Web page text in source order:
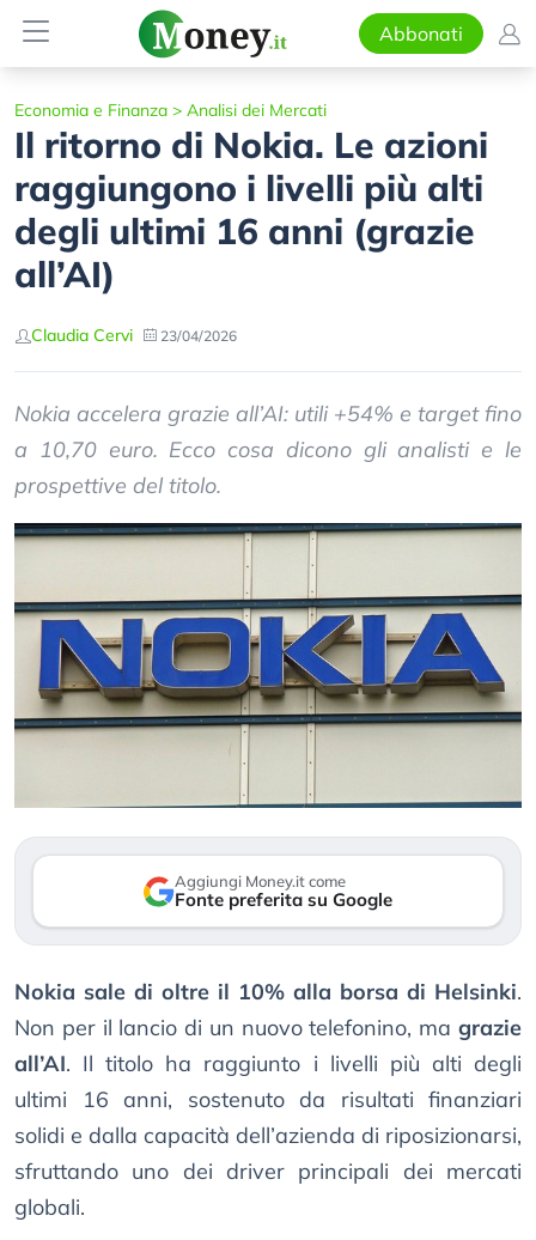
Abbonati
Economia e Finanza > Analisi dei Mercati
Il ritorno di Nokia. Le azioni
raggiungono i livelli più alti
degli ultimi 16 anni (grazie
all’AI)
Claudia Cervi 23/04/2026
Nokia accelera grazie all’AI: utili +54% e target fino
a 10,70 euro. Ecco cosa dicono gli analisti e le
prospettive del titolo.
Aggiungi Money.it come
Fonte preferita su Google
Nokia sale di oltre il 10% alla borsa di Helsinki.
Non per il lancio di un nuovo telefonino, ma grazie
all’AI. Il titolo ha raggiunto i livelli più alti degli
ultimi 16 anni, sostenuto da risultati finanziari
solidi e dalla capacità dell’azienda di riposizionarsi,
sfruttando uno dei driver principali dei mercati
globali.